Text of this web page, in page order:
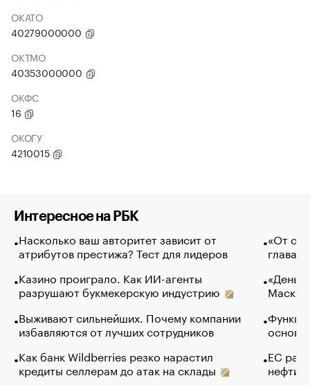
ОКАТО
40279000000
ОКТМО
40353000000
ОКФС
16
ОКОГУ
4210015
Интересное на РБК
Насколько ваш авторитет зависит от
атрибутов престижа? Тест для лидеров
Казино проиграло. Как ИИ-агенты
разрушают букмекерскую индустрию
Выживают сильнейших. Почему компании
избавляются от лучших сотрудников
Как банк Wildberries резко нарастил
кредиты селлерам до атак на склады
«От
глава
Маск в
основ
ЕС
нефти